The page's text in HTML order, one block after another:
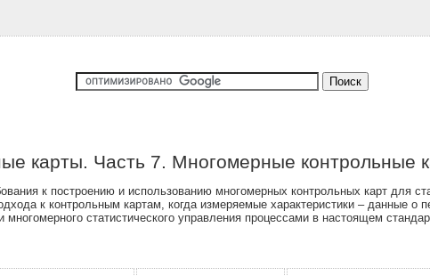
карты. Часть 7. Многомерные контрольные
к построению и использованию многомерных контрольных карт для
к контрольным картам, когда измеряемые характеристики – данные
статистического управления процессами в настоящем